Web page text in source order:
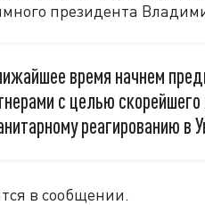
президента
время начнем
с целью
реагированию в
в сообщении.